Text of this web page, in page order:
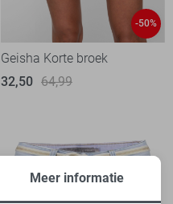
-50%
Geisha Korte broek
32,50 64,99
Meer informatie